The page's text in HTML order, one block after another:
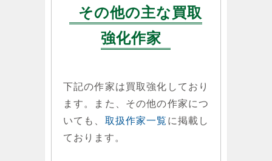
その他の主な買取
強化作家
下記の作家は買取強化しており
ます。また、その他の作家につ
いても、 取扱作家一覧 に掲載し
ております。